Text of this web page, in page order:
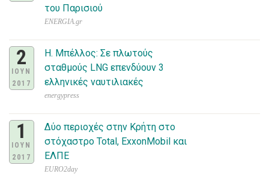
του Παρισιού
ENERGIA.gr
2
ΙΟΥΝ
2017
Η. Μπέλλος: Σε πλωτούς
σταθμούς LNG επενδύουν 3
ελληνικές ναυτιλιακές
energypress
1
ΙΟΥΝ
2017
Δύο περιοχές στην Κρήτη στο
στόχαστρο Total, ExxonMobil και
ΕΛΠΕ
EURO2day